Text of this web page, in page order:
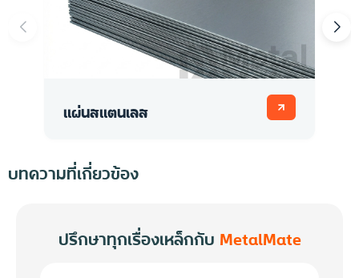
แผ่นสแตนเลส
บทความที่เกี่ยวข้อง
ปรึกษาทุกเรื่องเหล็กกับ MetalMate